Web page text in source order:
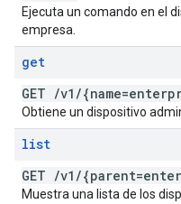
Ejecuta un comando en el
empresa.
get
GET /v1 /
Obtiene un dispositivo
list
GET /v1 /
Muestra una lista de los